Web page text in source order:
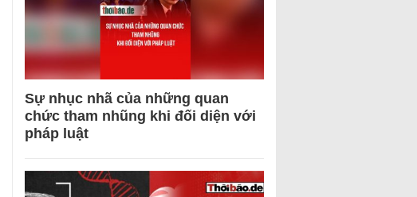
Sự nhục nhã của những quan
chức tham nhũng khi đối diện với
pháp luật